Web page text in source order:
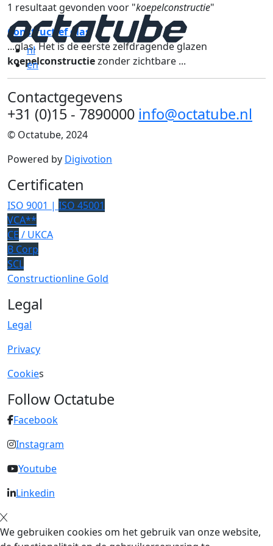
nl
en
1 resultaat gevonden voor "koepelconstructie"
Constructief glas
...glas. Het is de eerste zelfdragende glazen
koepelconstructiezonder zichtbare ...
Contactgegevens
+31 (0)15 - 7890000 info@octatube.nl
© Octatube, 2024
Powered by Digivotion
Certificaten
ISO 9001 | ISO 45001
VCA**
CE / UKCA
B Corp
SCL
Constructionline Gold
Legal
Legal
Privacy
Cookies
Follow Octatube
Facebook
Instagram
Youtube
Linkedin
We gebruiken cookies om het gebruik van onze website,